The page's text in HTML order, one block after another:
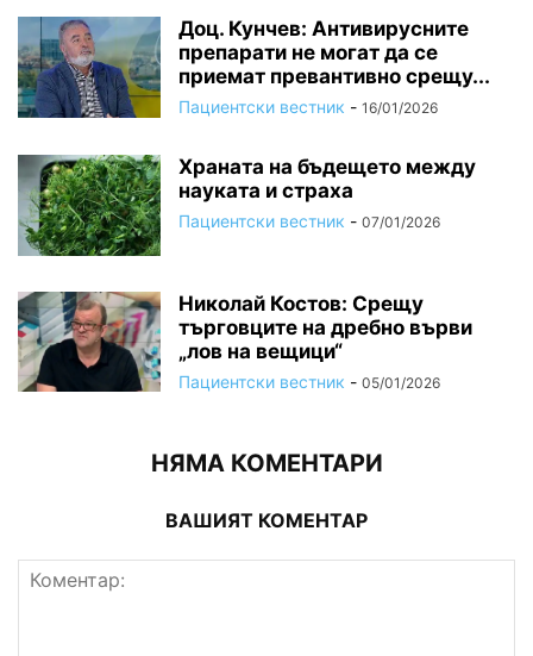
Доц. Кунчев: Антивирусните
препарати не могат да се
приемат превантивно срещу...
Пациентски вестник - 16/01/2026
Храната на бъдещето между
науката и страха
Пациентски вестник - 07/01/2026
Николай Костов: Срещу
търговците на дребно върви
„лов на вещици“
Пациентски вестник - 05/01/2026
НЯМА КОМЕНТАРИ
ВАШИЯТ КОМЕНТАР